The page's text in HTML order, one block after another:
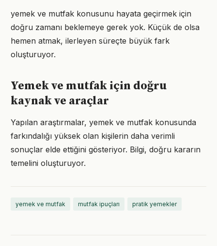
yemek ve mutfak konusunu hayata geçirmek için
doğru zamanı beklemeye gerek yok. Küçük de olsa
hemen atmak, ilerleyen süreçte büyük fark
oluşturuyor.
Yemek ve mutfak için doğru
kaynak ve araçlar
Yapılan araştırmalar, yemek ve mutfak konusunda
farkındalığı yüksek olan kişilerin daha verimli
sonuçlar elde ettiğini gösteriyor. Bilgi, doğru kararın
temelini oluşturuyor.
yemek ve mutfak mutfak ipuçları pratik yemekler